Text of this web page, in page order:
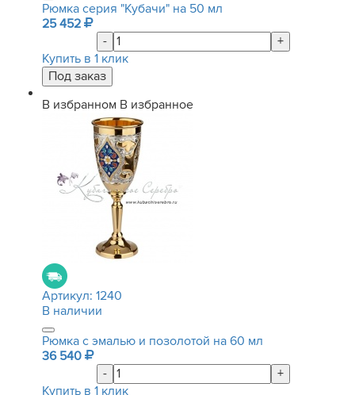
Рюмка серия "Кубачи" на 50 мл
25 452
-
+
Купить в 1 клик
В избранном В избранное
Артикул: 1240
В наличии
Рюмка с эмалью и позолотой на 60 мл
36 540
-
+
Купить в 1 клик